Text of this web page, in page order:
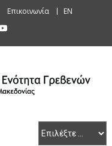
Επικοινωνία ΕΝ